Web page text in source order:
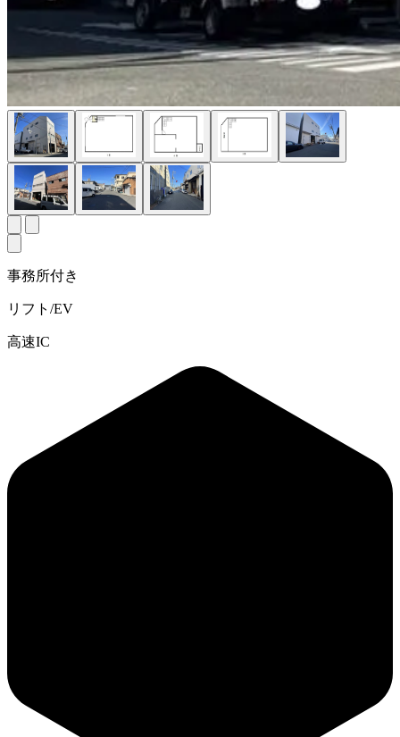
事務所付き
リフト/EV
高速IC